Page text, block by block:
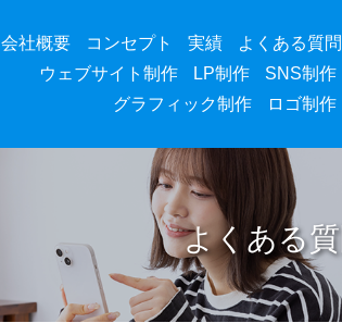
会社概要 コンセプト 実績 よくある質問
ウェブサイト制作
LP制作 SNS制作
グラフィック制作
ロゴ制作
よくある